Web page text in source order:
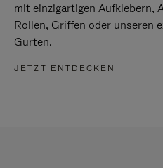
mit einzigartigen Aufklebern,
Rollen, Griffen oder unseren
Gurten.
JETZT ENTDECKEN